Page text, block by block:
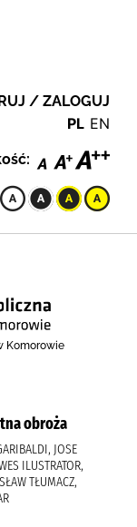
/ ZALOGUJ
PL EN
Komorowie
obroża
JOSE
ILUSTRATOR,
TŁUMACZ,